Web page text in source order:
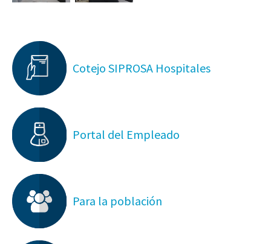
Cotejo SIPROSA Hospitales
Portal del Empleado
Para la población